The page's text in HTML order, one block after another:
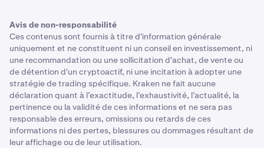
Avis de non-responsabilité
Ces contenus sont fournis à titre d'information générale
uniquement et ne constituent ni un conseil en investissement, ni
une recommandation ou une sollicitation d'achat, de vente ou
de détention d'un cryptoactif, ni une incitation à adopter une
stratégie de trading spécifique. Kraken ne fait aucune
déclaration quant à l’exactitude, l’exhaustivité, l’actualité, la
pertinence ou la validité de ces informations et ne sera pas
responsable des erreurs, omissions ou retards de ces
informations ni des pertes, blessures ou dommages résultant de
leur affichage ou de leur utilisation.